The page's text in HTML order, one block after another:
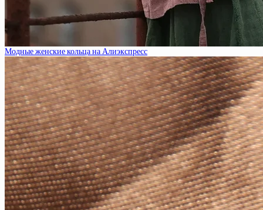
Модные женские кольца на Алиэкспресс